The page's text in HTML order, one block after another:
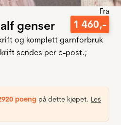
genser
Fra
1 460,-
og komplett garnforbruk
sendes per e-post.;
poeng på dette kjøpet. Les